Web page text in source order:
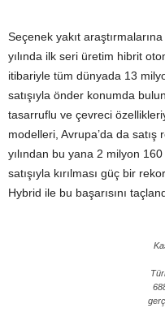
Seçenek yakıt
yılında ilk seri üretim hibrit
itibariyle tüm dünyada 13
satışıyla önder konumda
tasarruflu ve çevreci
modelleri, Avrupa’da da satış
yılından bu yana 2 milyon
satışıyla kırılması güç bir
Hybrid ile bu başarısını